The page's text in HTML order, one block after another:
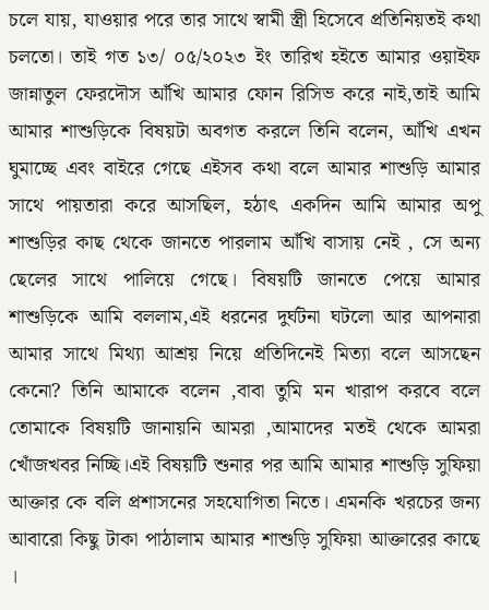
চলে যায়, যাওয়ার পরে তার সাথে স্বামী স্ত্রী হিসেবে প্রতিনিয়তই কথা
চলতো। তাই গত ১৩/ ০৫/২০২৩ ইং তারিখ হইতে আমার ওয়াইফ
জান্নাতুল ফেরদৌস আঁখি আমার ফোন রিসিভ করে নাই,তাই আমি
আমার শাশুড়িকে বিষয়টা অবগত করলে তিনি বলেন, আঁখি এখন
ঘুমাচ্ছে এবং বাইরে গেছে এইসব কথা বলে আমার শাশুড়ি আমার
সাথে পায়তারা করে আসছিল, হঠাৎ একদিন আমি আমার অপু
শাশুড়ির কাছ থেকে জানতে পারলাম আঁখি বাসায় নেই , সে অন্য
ছেলের সাথে পালিয়ে গেছে। বিষয়টি জানতে পেয়ে আমার
শাশুড়িকে আমি বললাম,এই ধরনের দুর্ঘটনা ঘটলো আর আপনারা
আমার সাথে মিথ্যা আশ্রয় নিয়ে প্রতিদিনেই মিত্যা বলে আসছেন
কেনো? তিনি আমাকে বলেন ,বাবা তুমি মন খারাপ করবে বলে
তোমাকে বিষয়টি জানায়নি আমরা ,আমাদের মতই থেকে আমরা
খোঁজখবর নিচ্ছি।এই বিষয়টি শুনার পর আমি আমার শাশুড়ি সুফিয়া
আক্তার কে বলি প্রশাসনের সহযোগিতা নিতে। এমনকি খরচের জন্য
আবারো কিছু টাকা পাঠালাম আমার শাশুড়ি সুফিয়া আক্তারের কাছে
।